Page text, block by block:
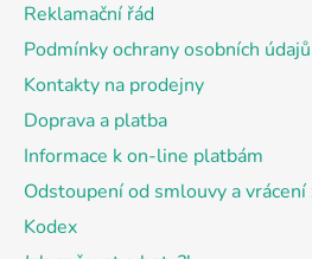
Reklamační řád
Podmínky ochrany osobních údajů
Kontakty na prodejny
Doprava a platba
Informace k on-line platbám
Odstoupení od smlouvy a vrácení
Kodex